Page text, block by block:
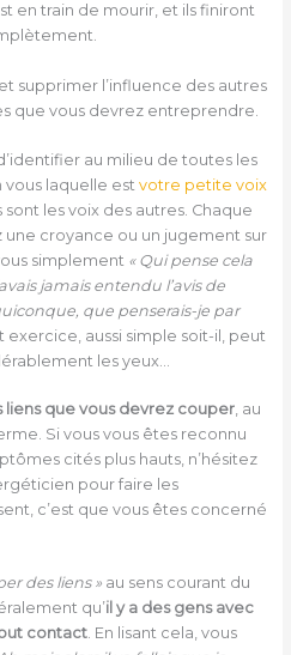
en train de mourir, et ils finiront
supprimer l’influence des autres
que vous devrez entreprendre.
au milieu de toutes les
vous laquelle est votre petite voix
les voix des autres. Chaque
une croyance ou un jugement sur
simplement « Qui pense cela
jamais entendu l’avis de
que penserais-je par
exercice, aussi simple soit-il, peut
les yeux…
liens que vous devrez couper, au
Si vous vous êtes reconnu
cités plus hauts, n’hésitez
pour faire les
c’est que vous êtes concerné
des liens »au sens courant du
qu’il y a des gens avec
contact. En lisant cela, vous